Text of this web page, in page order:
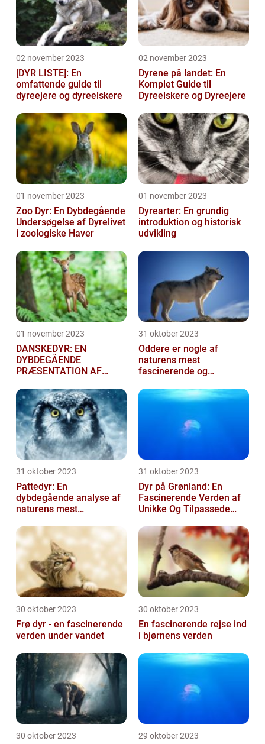
02 november 2023
[DYR LISTE]: En
omfattende guide til
dyreejere og dyreelskere
02 november 2023
Dyrene på landet: En
Komplet Guide til
Dyreelskere og Dyreejere
01 november 2023
Zoo Dyr: En Dybdegående
Undersøgelse af Dyrelivet
i zoologiske Haver
01 november 2023
Dyrearter: En grundig
introduktion og historisk
udvikling
01 november 2023
DANSKEDYR: EN
DYBDEGÅENDE
PRÆSENTATION AF
31 oktober 2023
Oddere er nogle af
naturens mest
fascinerende og
31 oktober 2023
Pattedyr: En
dybdegående analyse af
naturens mest
31 oktober 2023
Dyr på Grønland: En
Fascinerende Verden af
Unikke Og Tilpassede
30 oktober 2023
Frø dyr - en fascinerende
verden under vandet
30 oktober 2023
En fascinerende rejse ind
i bjørnens verden
30 oktober 2023 29 oktober 2023